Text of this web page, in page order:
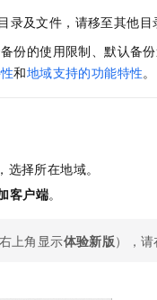
及文件，请移至其他目
份的使用限制、默认备
和地域支持的功能特性。
选择所在地域。
客户端。
上角显示体验新版），请
模型服务平台百炼-智能体
活可视化地构建企业级 Agent
税管理
电话